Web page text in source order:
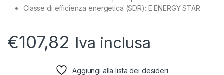
Classe di efficienza energetica (SDR): E ENERGY STAR
€107,82 Iva inclusa
Aggiungi alla lista dei desideri